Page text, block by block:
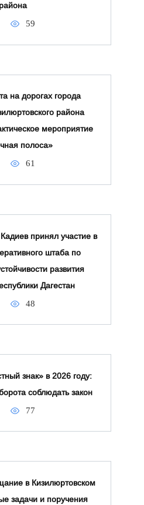
района
59
на дорогах города
района
мероприятие
полоса»
61
принял участие в
штаба по
развития
Дагестан
48
знак» в 2026 году:
соблюдать закон
77
в Кизилюртовском
задачи и поручения